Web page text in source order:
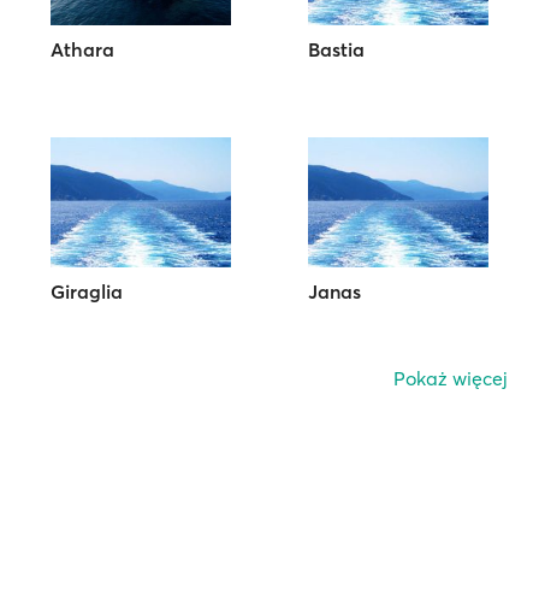
Athara Bastia
Giraglia Janas
Pokaż więcej